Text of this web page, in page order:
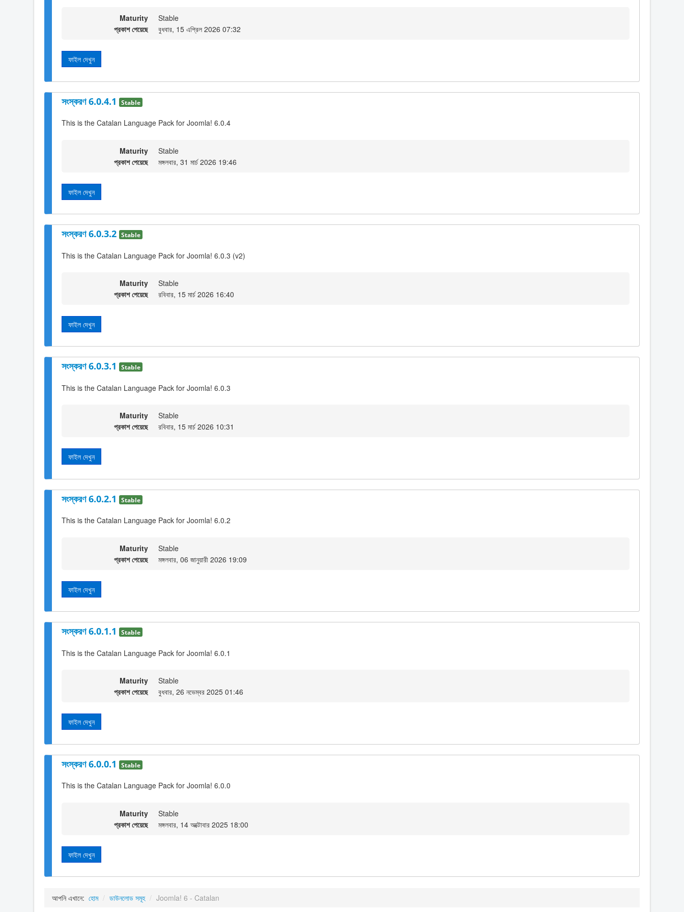
Maturity
Stable
প্রকাশ পেয়েছে
বুধবার, 15 এপ্রিল 2026 07:32
ফাইল দেখুন
সংস্করণ 6.0.4.1 Stable
This is the Catalan Language Pack for Joomla! 6.0.4
Maturity
Stable
প্রকাশ পেয়েছে
মঙ্গলবার, 31 মার্চ 2026 19:46
ফাইল দেখুন
সংস্করণ 6.0.3.2 Stable
This is the Catalan Language Pack for Joomla! 6.0.3 (v2)
Maturity
Stable
প্রকাশ পেয়েছে
রবিবার, 15 মার্চ 2026 16:40
ফাইল দেখুন
সংস্করণ 6.0.3.1 Stable
This is the Catalan Language Pack for Joomla! 6.0.3
Maturity
Stable
প্রকাশ পেয়েছে
রবিবার, 15 মার্চ 2026 10:31
ফাইল দেখুন
সংস্করণ 6.0.2.1 Stable
This is the Catalan Language Pack for Joomla! 6.0.2
Maturity
Stable
প্রকাশ পেয়েছে
মঙ্গলবার, 06 জানুয়ারী 2026 19:09
ফাইল দেখুন
সংস্করণ 6.0.1.1 Stable
This is the Catalan Language Pack for Joomla! 6.0.1
Maturity
Stable
প্রকাশ পেয়েছে
বুধবার, 26 নভেম্বর 2025 01:46
ফাইল দেখুন
সংস্করণ 6.0.0.1 Stable
This is the Catalan Language Pack for Joomla! 6.0.0
Maturity
Stable
প্রকাশ পেয়েছে
মঙ্গলবার, 14 অক্টোবার 2025 18:00
ফাইল দেখুন
আপনি এখানে: হোম / ডাউনলোড সমূহ / Joomla! 6 - Catalan